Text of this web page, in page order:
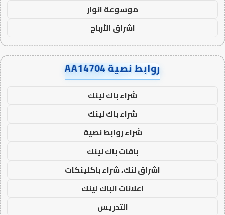
موسوعة انوار
اشراق الأرباح
روابط نصية AA14704
شراء باك لينك
شراء باك لينك
شراء روابط نصية
باقات باك لينك
اشراق لنك، شراء باكلينكات
اعلانات الباك لينك
التدريس